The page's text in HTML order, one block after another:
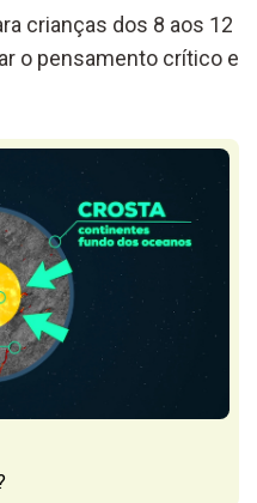
crianças dos 8 aos 12
o pensamento crítico e